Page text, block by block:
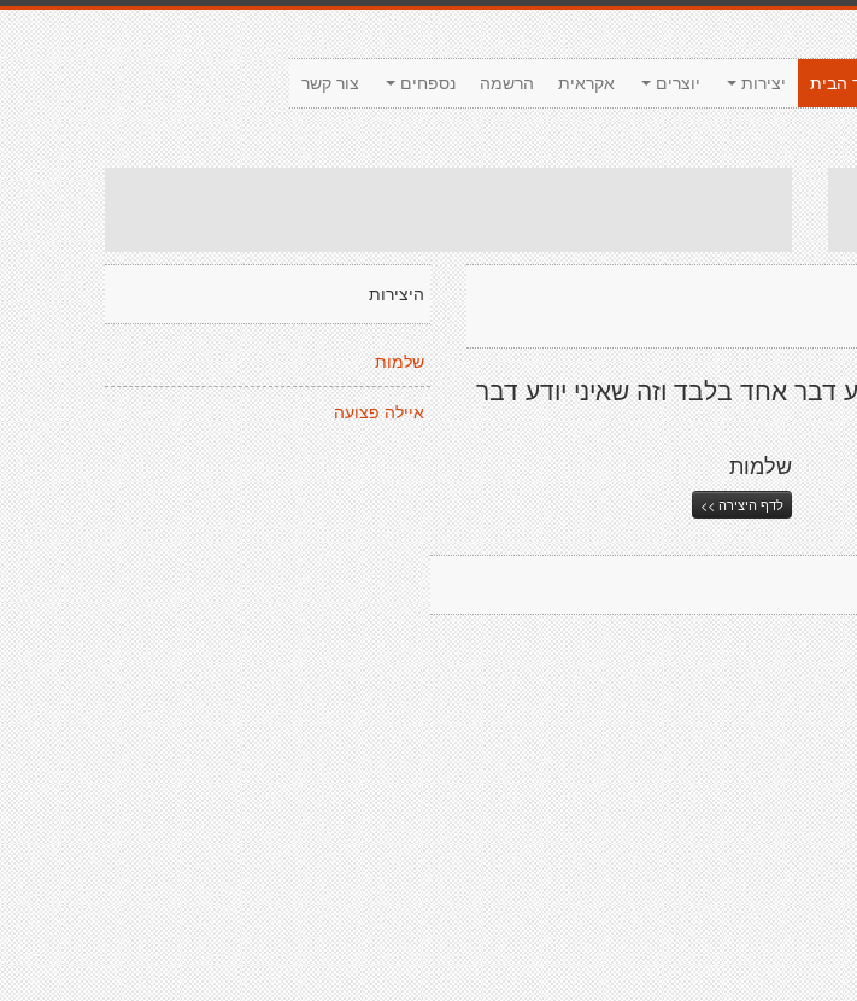
צור קשר נספחים הרשמה אקראית יוצרים יצירות
הבית
היצירות
שלמות
איילה פצועה
דבר אחד בלבד וזה שאיני יודע דבר
שלמות
לדף היצירה >>